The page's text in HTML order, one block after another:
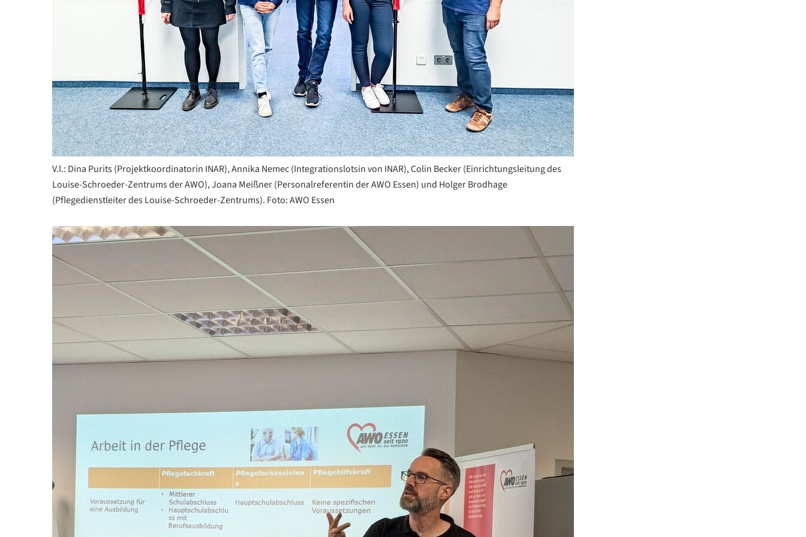
V.l.: Dina Purits (Projektkoordinatorin INAR), Annika Nemec (Integrationslotsin von INAR), Colin Becker (Einrichtungsleitung des
Louise-Schroeder-Zentrums der AWO), Joana Meißner (Personalreferentin der AWO Essen) und Holger Brodhage
(Pflegedienstleiter des Louise-Schroeder-Zentrums). Foto: AWO Essen